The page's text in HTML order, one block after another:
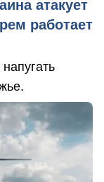
атакует
работает